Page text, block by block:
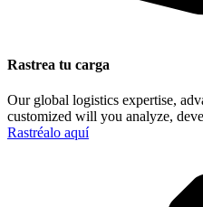
Rastrea tu carga
Our global logistics expertise,
customized will you analyze,
Rastréalo aquí